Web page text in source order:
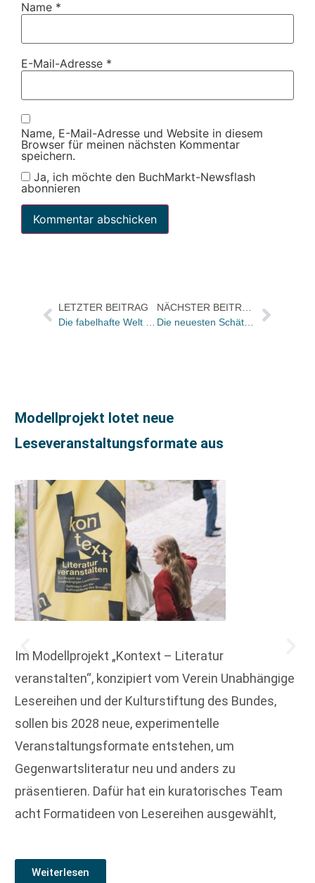
Name *
E-Mail-Adresse *
Name, E-Mail-Adresse und Website in diesem
Browser für meinen nächsten Kommentar
speichern.
Ja, ich möchte den BuchMarkt-Newsflash
abonnieren
LETZTER BEITRAG
Modellprojekt lotet neue
Leseveranstaltungsformate aus
Im Modellprojekt „Kontext – Literatur
veranstalten“, konzipiert vom Verein Unabhängige
Lesereihen und der Kulturstiftung des Bundes,
sollen bis 2028 neue, experimentelle
Veranstaltungsformate entstehen, um
Gegenwartsliteratur neu und anders zu
präsentieren. Dafür hat ein kuratorisches Team
acht Formatideen von Lesereihen ausgewählt,
Weiterlesen